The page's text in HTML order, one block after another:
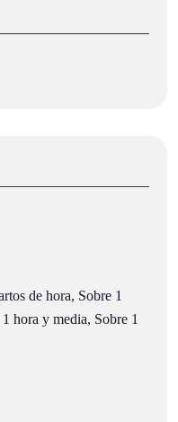
de hora, Sobre 1
hora y media, Sobre 1